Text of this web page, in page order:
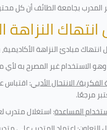
المدرب بجامعة الطائف أن كل
النزاهة
مبادئ النزاهة
الاستخدام غير المصرح به
الانتحال الأدبي: اقتباس
مرجعًا.
المساعدة: استغلال متدرب